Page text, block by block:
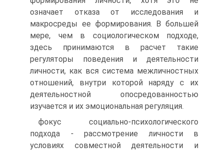
означает отказа от исследования и
макросреды ее формирования. В большей
мере, чем в социологическом подходе,
здесь принимаются в расчет такие
регуляторы поведения и деятельности
личности, как вся система межличностных
отношений, внутри которой наряду с их
деятельностной опосредованностью
изучается и их эмоциональная регуляция.
фокус социально-психологического
подхода - рассмотрение личности в
условиях совместной деятельности и